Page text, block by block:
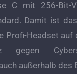
C mit 256-Bit-
Damit ist
Profi-Headset auf
gegen
außerhalb des